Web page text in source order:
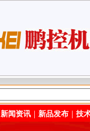
新闻资讯｜ 新品发布｜ 技